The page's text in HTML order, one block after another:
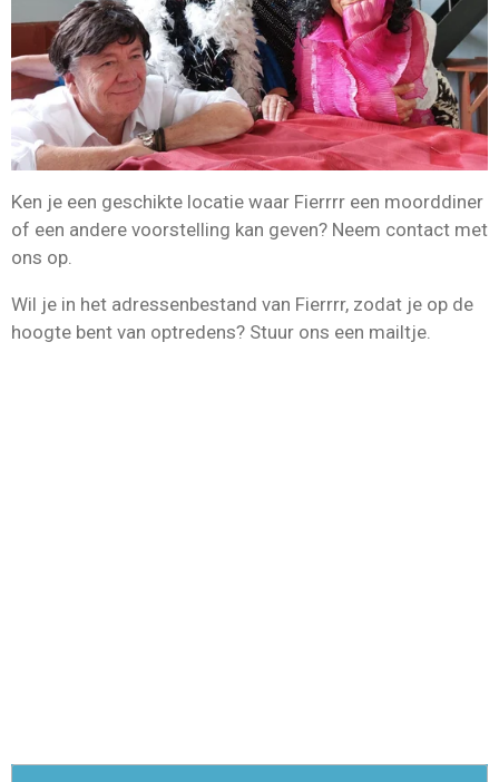
Ken je een geschikte locatie waar Fierrrr een moorddiner
of een andere voorstelling kan geven? Neem contact met
ons op.
Wil je in het adressenbestand van Fierrrr, zodat je op de
hoogte bent van optredens? Stuur ons een mailtje.